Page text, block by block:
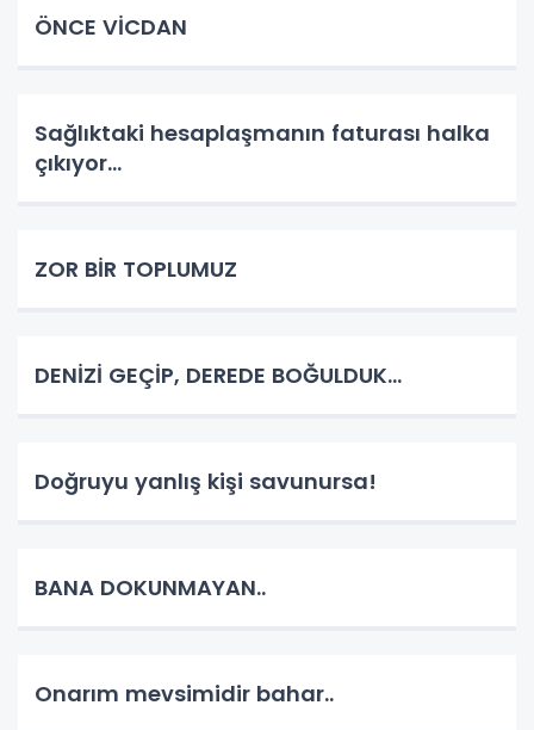
ÖNCE VİCDAN
Sağlıktaki hesaplaşmanın faturası halka
çıkıyor...
ZOR BİR TOPLUMUZ
DENİZİ GEÇİP, DEREDE BOĞULDUK…
Doğruyu yanlış kişi savunursa!
BANA DOKUNMAYAN..
Onarım mevsimidir bahar..